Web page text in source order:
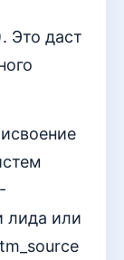
Это даст
лида или